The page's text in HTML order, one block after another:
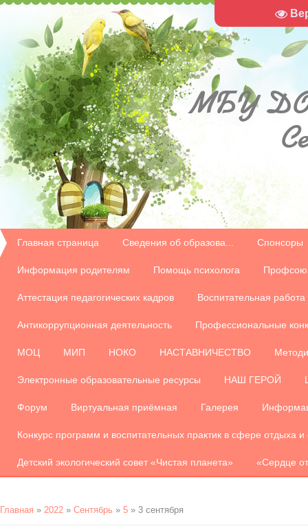
МБУ
Главная страница Сведения об образова... Спонсоры
Информация родителям Помощь психолога
Аттестация педагогических кадров Воспитательная работа
Антикоррупционная деятельность Профессиональные
МОЦ МИП НОКО НАСТАВНИЧЕСТВО
Электронные образовательные ресурсы НАШ ГЕРОЙ
Форум Виртуальная приёмная Галерея
Конкурс программ и воспитательных практик в сфере отдыха
Детский экологический совет «Чистая планета» «Сердце
Главная » 2022 » Сентябрь » 5 » 3 сентября